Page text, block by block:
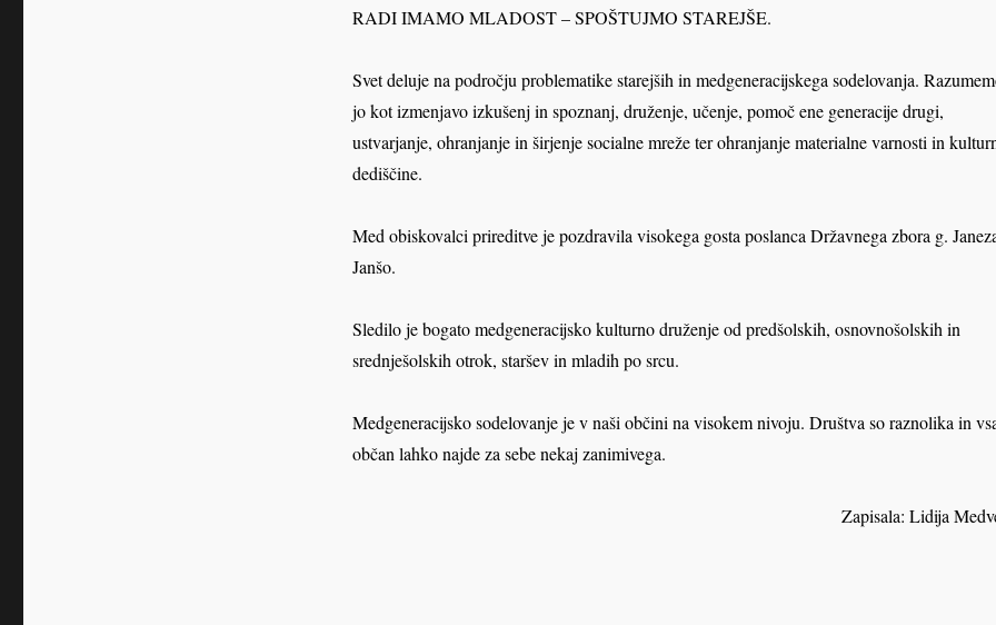
RADI IMAMO MLADOST – SPOŠTUJMO STAREJŠE.
Svet deluje na področju problematike starejših in medgeneracijskega sodelovanja.
jo kot izmenjavo izkušenj in spoznanj, druženje, učenje, pomoč ene generacije drugi,
ustvarjanje, ohranjanje in širjenje socialne mreže ter ohranjanje materialne varnosti in
dediščine.
Med obiskovalci prireditve je pozdravila visokega gosta poslanca Državnega zbora g.
Janšo.
Sledilo je bogato medgeneracijsko kulturno druženje od predšolskih, osnovnošolskih in
srednješolskih otrok, staršev in mladih po srcu.
Medgeneracijsko sodelovanje je v naši občini na visokem nivoju. Društva so raznolika in
občan lahko najde za sebe nekaj zanimivega.
Zapisala: Lidija